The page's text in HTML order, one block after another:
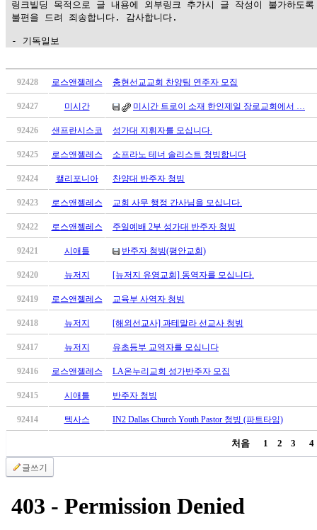
링크빌딩 목적으로 글 내용에 외부링크 추가시 글 작성이 불가하도
불편을 드려 죄송합니다. 감사합니다.
- 기독일보
만
은
꼴
밍
넷
minky
합
체
안
브
국
소
야
즐
92428 로스앤젤레스 충현선교교회 찬양팀 연주자 모집
92427 미시간 미시간 트로이 소재 한인제일 장로교회에서 …
92426 샌프란시스코 성가대 지휘자를 모십니다.
92425 로스앤젤레스 소프라노 테너 솔리스트 청빙합니다
92424 캘리포니아 찬양대 반주자 청빙
92423 로스앤젤레스 교회 사무 행정 간사님을 모십니다.
92422 로스앤젤레스 주일예배 2부 성가대 반주자 청빙
92421 시애틀 반주자 청빙(평안교회)
92420 뉴저지 [뉴저지 유영교회] 동역자를 모십니다.
92419 로스앤젤레스 교육부 사역자 청빙
92418 뉴저지 [해외선교사] 과테말라 선교사 청빙
92417 뉴저지 유초등부 교역자를 모십니다
92416 로스앤젤레스 LA온누리교회 성가반주자 모집
92415 시애틀 반주자 청빙
92414 텍사스 IN2 Dallas Church Youth Pastor 청빙 (파트타임)
처음 1 2 3 4
글쓰기